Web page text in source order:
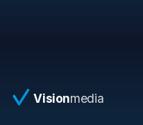
Visionmedia